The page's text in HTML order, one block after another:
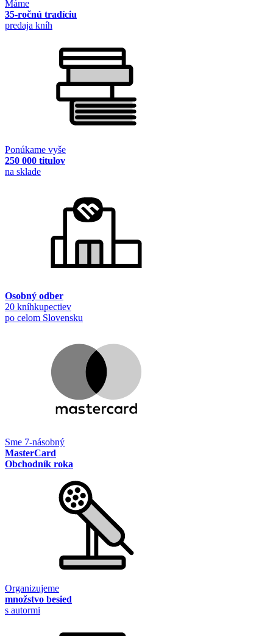
Máme
35-ročnú tradíciu
predaja kníh
Ponúkame vyše
250 000 titulov
na sklade
Osobný odber
20 kníhkupectiev
po celom Slovensku
Sme 7-násobný
MasterCard
Obchodník roka
Organizujeme
množstvo besied
s autormi